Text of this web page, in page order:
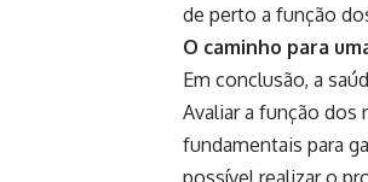
de perto a função
O caminho para
Em conclusão, a
Avaliar a função dos
fundamentais para
possível realizar o